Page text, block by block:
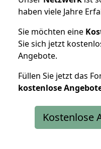
haben viele Jahre
Sie möchten eine
Sie sich jetzt
Angebote.
Füllen Sie jetzt das
kostenlose
Kostenlose